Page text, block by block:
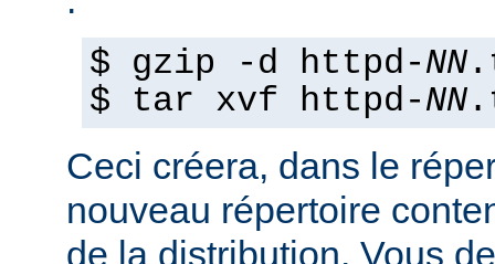
$ gzip -d httpd-NN
$ tar xvf httpd-NN
Ceci créera, dans le
nouveau répertoire
de la distribution. Vous